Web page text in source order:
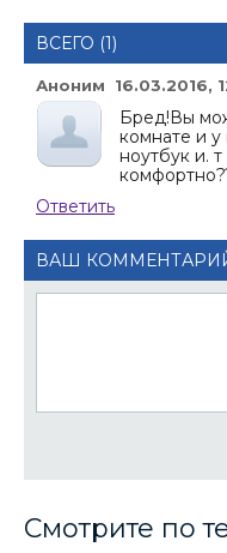
ВСЕГО (1)
Аноним 16.03.2016,
Бред!Вы
комнате и
ноутбук и.
Ответить
ВАШ
Смотрите по